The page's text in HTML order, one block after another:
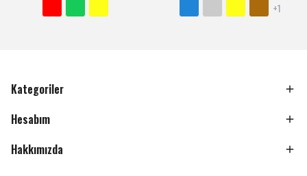
+1
Kategoriler
Hesabım
Hakkımızda